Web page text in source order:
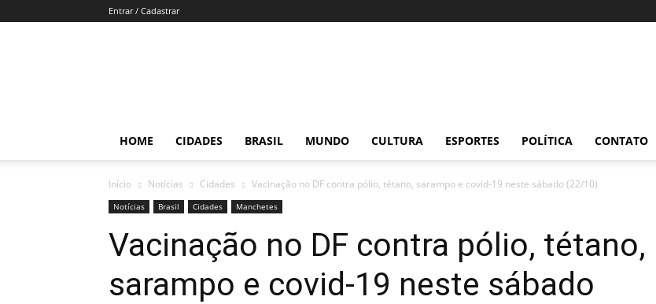
Entrar / Cadastrar
HOME CIDADES BRASIL MUNDO CULTURA ESPORTES POLÍTICA CONTATO
Início Notícias Cidades Vacinação no DF contra pólio, tétano, sarampo e covid-19 neste sábado (22/10)
Notícias Brasil Cidades Manchetes
Vacinação no DF contra pólio, tétano,
sarampo e covid-19 neste sábado